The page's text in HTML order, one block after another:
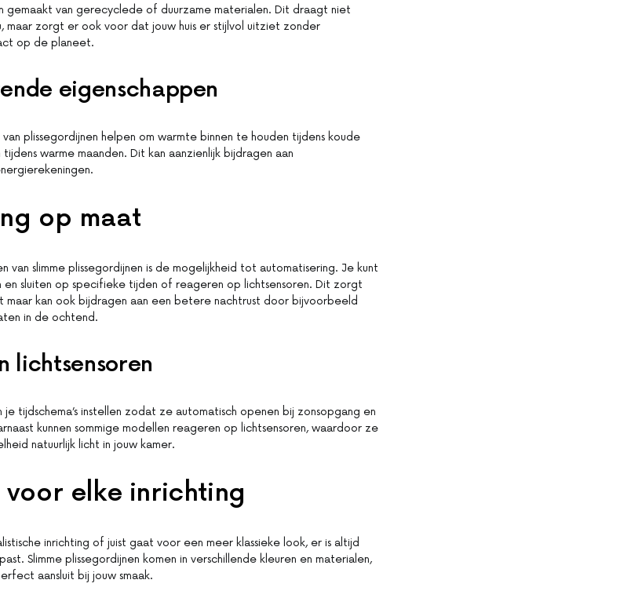
gemaakt van gerecyclede of duurzame materialen. Dit draagt niet
maar zorgt er ook voor dat jouw huis er stijlvol uitziet zonder
op de planeet.
eigenschappen
plissegordijnen helpen om warmte binnen te houden tijdens koude
warme maanden. Dit kan aanzienlijk bijdragen aan
op maat
van slimme plissegordijnen is de mogelijkheid tot automatisering. Je kunt
sluiten op specifieke tijden of reageren op lichtsensoren. Dit zorgt
kan ook bijdragen aan een betere nachtrust door bijvoorbeeld
in de ochtend.
lichtsensoren
je tijdschema’s instellen zodat ze automatisch openen bij zonsopgang en
kunnen sommige modellen reageren op lichtsensoren, waardoor ze
natuurlijk licht in jouw kamer.
voor elke inrichting
inrichting of juist gaat voor een meer klassieke look, er is altijd
Slimme plissegordijnen komen in verschillende kleuren en materialen,
aansluit bij jouw smaak.